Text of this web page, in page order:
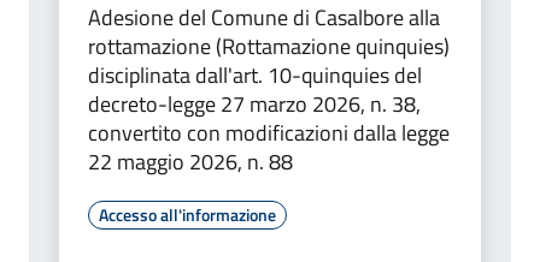
Adesione del Comune di Casalbore alla
rottamazione (Rottamazione quinquies)
disciplinata dall'art. 10-quinquies del
decreto-legge 27 marzo 2026, n. 38,
convertito con modificazioni dalla legge
22 maggio 2026, n. 88
Accesso all'informazione